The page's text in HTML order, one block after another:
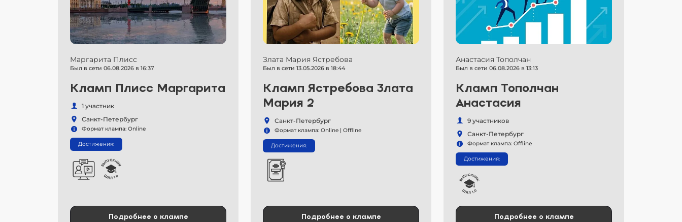
Маргарита Плисс
Был в сети 06.08.2026 в 16:37
Кламп Плисс Маргарита
1 участник
Санкт-Петербург
Формат клампа: Online
Достижения:
Подробнее о клампе
Злата Мария Ястребова
Был в сети 13.05.2026 в 18:44
Кламп Ястребова Злата
Мария 2
Санкт-Петербург
Формат клампа: Online | Offline
Достижения:
Подробнее о клампе
Анастасия Тополчан
Был в сети 06.08.2026 в 13:13
Кламп Тополчан
Анастасия
9 участников
Санкт-Петербург
Формат клампа: Offline
Достижения:
Подробнее о клампе